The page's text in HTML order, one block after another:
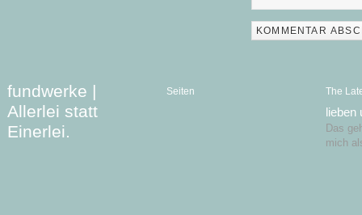
fundwerke |
Allerlei statt
Einerlei.
Seiten The
lieben
Das
mich